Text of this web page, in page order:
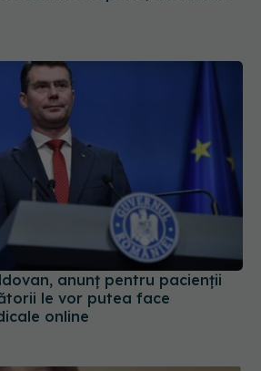
anunț pentru pacienții
le vor putea face
online